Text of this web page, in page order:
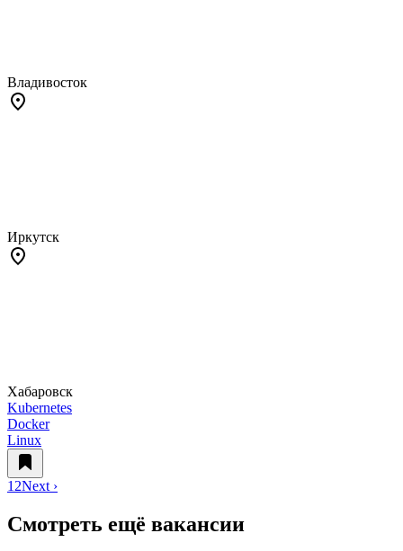
Владивосток
Иркутск
Хабаровск
Kubernetes
Docker
Linux
1 2Next ›
Смотреть ещё вакансии